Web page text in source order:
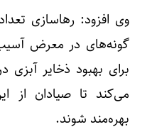
وی افزود: رهاسازی
گونه‌های در معرض
برای بهبود ذخایر
می‌کند تا صیادان از
بهره‌مند شوند.